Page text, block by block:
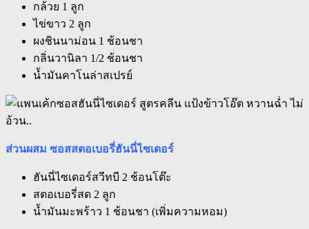
กล้วย 1 ลูก
ไข่ขาว 2 ลูก
ผงชินนาม่อน 1 ช้อนชา
กลิ่นวานิลา 1/2 ช้อนชา
น้ำมันคาโนล่าสเปรย์
ส่วนผสม ซอสสตอเบอรี่ฮันนี่ไซเดอร์
ฮันนี่ไซเดอร์สวีทบี 2 ช้อนโต๊ะ
สตอเบอรี่สด 2 ลูก
น้ำมันมะพร้าว 1 ช้อนชา (เพิ่มความหอม)